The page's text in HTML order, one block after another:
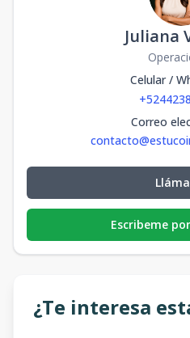
Juliana
Celular /
Correo
Escribeme
¿Te interesa